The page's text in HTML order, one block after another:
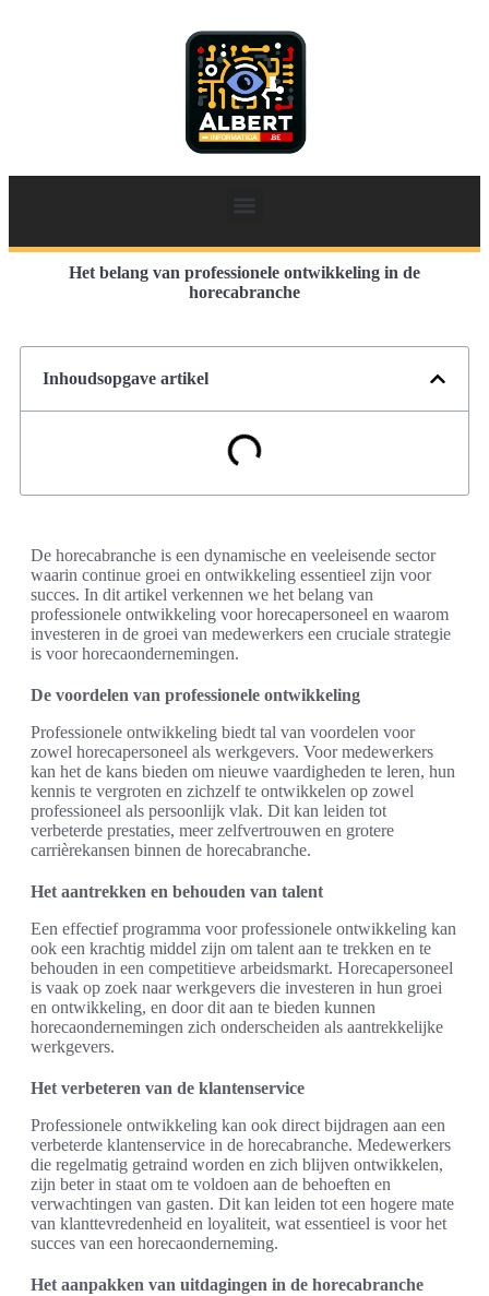
Het belang van professionele ontwikkeling in de
horecabranche
Inhoudsopgave artikel
De horecabranche is een dynamische en veeleisende sector
waarin continue groei en ontwikkeling essentieel zijn voor
succes. In dit artikel verkennen we het belang van
professionele ontwikkeling voor horecapersoneel en waarom
investeren in de groei van medewerkers een cruciale strategie
is voor horecaondernemingen.
De voordelen van professionele ontwikkeling
Professionele ontwikkeling biedt tal van voordelen voor
zowel horecapersoneel als werkgevers. Voor medewerkers
kan het de kans bieden om nieuwe vaardigheden te leren, hun
kennis te vergroten en zichzelf te ontwikkelen op zowel
professioneel als persoonlijk vlak. Dit kan leiden tot
verbeterde prestaties, meer zelfvertrouwen en grotere
carrièrekansen binnen de horecabranche.
Het aantrekken en behouden van talent
Een effectief programma voor professionele ontwikkeling kan
ook een krachtig middel zijn om talent aan te trekken en te
behouden in een competitieve arbeidsmarkt. Horecapersoneel
is vaak op zoek naar werkgevers die investeren in hun groei
en ontwikkeling, en door dit aan te bieden kunnen
horecaondernemingen zich onderscheiden als aantrekkelijke
werkgevers.
Het verbeteren van de klantenservice
Professionele ontwikkeling kan ook direct bijdragen aan een
verbeterde klantenservice in de horecabranche. Medewerkers
die regelmatig getraind worden en zich blijven ontwikkelen,
zijn beter in staat om te voldoen aan de behoeften en
verwachtingen van gasten. Dit kan leiden tot een hogere mate
van klanttevredenheid en loyaliteit, wat essentieel is voor het
succes van een horecaonderneming.
Het aanpakken van uitdagingen in de horecabranche